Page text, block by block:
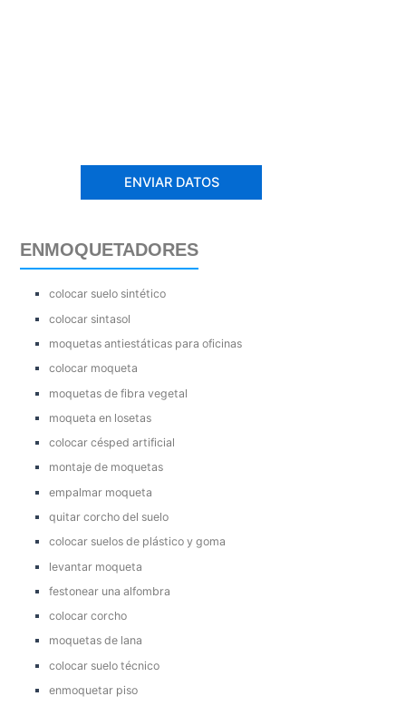
ENMOQUETADORES
colocar suelo sintético
colocar sintasol
moquetas antiestáticas para oficinas
colocar moqueta
moquetas de fibra vegetal
moqueta en losetas
colocar césped artificial
montaje de moquetas
empalmar moqueta
quitar corcho del suelo
colocar suelos de plástico y goma
levantar moqueta
festonear una alfombra
colocar corcho
moquetas de lana
colocar suelo técnico
enmoquetar piso